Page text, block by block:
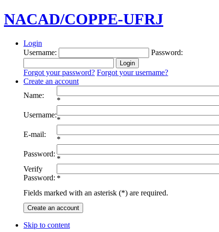
NACAD/COPPE-UFRJ
Login
Username:
Password:
Forgot your password? Forgot your username?
Create an account
Name:
*
Username:
*
E-mail:
*
Password:
*
Verify
Password: *
Fields marked with an asterisk (*) are required.
Create an account
Skip to content